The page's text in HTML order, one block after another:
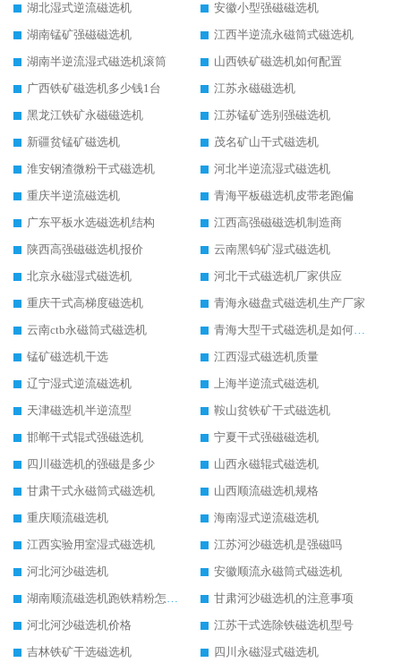
湖北湿式逆流磁选机
安徽小型强磁磁选机
湖南锰矿强磁磁选机
江西半逆流永磁筒式磁选机
湖南半逆流湿式磁选机滚筒
山西铁矿磁选机如何配置
广西铁矿磁选机多少钱1台
江苏永磁磁选机
黑龙江铁矿永磁磁选机
江苏锰矿选别强磁选机
新疆贫锰矿磁选机
茂名矿山干式磁选机
淮安钢渣微粉干式磁选机
河北半逆流湿式磁选机
重庆半逆流磁选机
青海平板磁选机皮带老跑偏
广东平板水选磁选机结构
江西高强磁磁选机制造商
陕西高强磁磁选机报价
云南黑钨矿湿式磁选机
北京永磁湿式磁选机
河北干式磁选机厂家供应
重庆干式高梯度磁选机
青海永磁盘式磁选机生产厂家
云南ctb永磁筒式磁选机
青海大型干式磁选机是如何选矿的
锰矿磁选机干选
江西湿式磁选机质量
辽宁湿式逆流磁选机
上海半逆流式磁选机
天津磁选机半逆流型
鞍山贫铁矿干式磁选机
邯郸干式辊式强磁选机
宁夏干式强磁磁选机
四川磁选机的强磁是多少
山西永磁辊式磁选机
甘肃干式永磁筒式磁选机
山西顺流磁选机规格
重庆顺流磁选机
海南湿式逆流磁选机
江西实验用室湿式磁选机
江苏河沙磁选机是强磁吗
河北河沙磁选机
安徽顺流永磁筒式磁选机
湖南顺流磁选机跑铁精粉怎么处理
甘肃河沙磁选机的注意事项
河北河沙磁选机价格
江苏干式选除铁磁选机型号
吉林铁矿干选磁选机
四川永磁湿式磁选机